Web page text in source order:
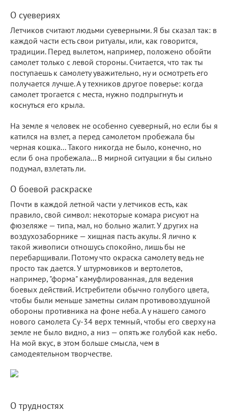
О суевериях
Летчиков считают людьми суеверными. Я бы сказал так: в
каждой части есть свои ритуалы, или, как говорится,
традиции. Перед вылетом, например, положено обойти
самолет только с левой стороны. Считается, что так ты
поступаешь к самолету уважительно, ну и осмотреть его
получается лучше. А у техников другое поверье: когда
самолет трогается с места, нужно подпрыгнуть и
коснуться его крыла.
На земле я человек не особенно суеверный, но если бы я
катился на взлет, а перед самолетом пробежала бы
черная кошка... Такого никогда не было, конечно, но
если б она пробежала... В мирной ситуации я бы сильно
подумал, взлетать ли.
О боевой раскраске
Почти в каждой летной части у летчиков есть, как
правило, свой символ: некоторые комара рисуют на
фюзеляже — типа, мал, но больно жалит. У других на
воздухозаборнике — хищная пасть акулы. Я лично к
такой живописи отношусь спокойно, лишь бы не
перебарщивали. Потому что окраска самолету ведь не
просто так дается. У штурмовиков и вертолетов,
например, "форма" камуфлированная, для ведения
боевых действий. Истребители обычно голубого цвета,
чтобы были меньше заметны силам противовоздушной
обороны противника на фоне неба. А у нашего самого
нового самолета Су-34 верх темный, чтобы его сверху на
земле не было видно, а низ — опять же голубой как небо.
На мой вкус, в этом больше смысла, чем в
самодеятельном творчестве.
О трудностях